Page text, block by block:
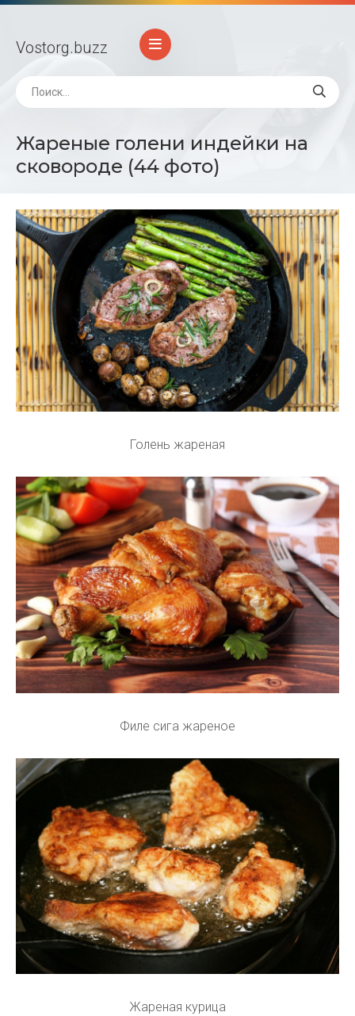
Vostorg.buzz
Жареные голени индейки на
сковороде (44 фото)
Голень жареная
Филе сига жареное
Жареная курица